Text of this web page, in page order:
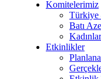
Komitelerimiz
Türkiye
Batı
Etkinlikler